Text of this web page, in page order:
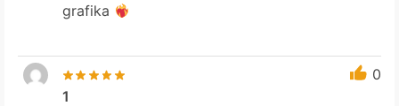
grafika
0
1